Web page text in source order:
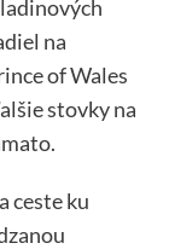
na
of Wales
stovky na
ceste ku